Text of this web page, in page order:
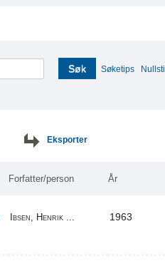
Søk Søketips Nullstill
Eksporter
Forfatter/person År
Ibsen, Henrik ... 1963